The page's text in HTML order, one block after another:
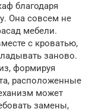
благодаря
Она совсем не
мебели.
с кроватью,
заново.
формируя
расположенные
может
замены,